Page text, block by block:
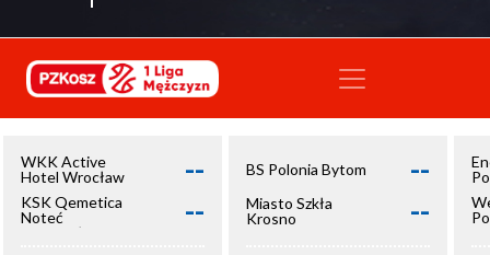
WKK Active
Hotel Wrocław
--
KSK Qemetica
Noteć
Inowrocław
--
BS Polonia Bytom --
Miasto Szkła
Krosno
--